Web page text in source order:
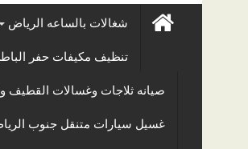
شغالات بالساعه الرياض
تنظيف مكيفات حفر
صيانه ثلاجات وغسالات القطيف
غسيل سيارات متنقل جنوب